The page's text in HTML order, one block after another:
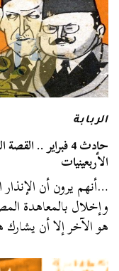
الربابة
حادث 4 فبراير ..
الأربعينيات
…أنهم يرون أن
وإخلال بالمعاهدة
هو الآخر إلا أن